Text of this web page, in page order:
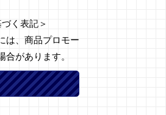
く表記＞
は、商品プロモー
があります。